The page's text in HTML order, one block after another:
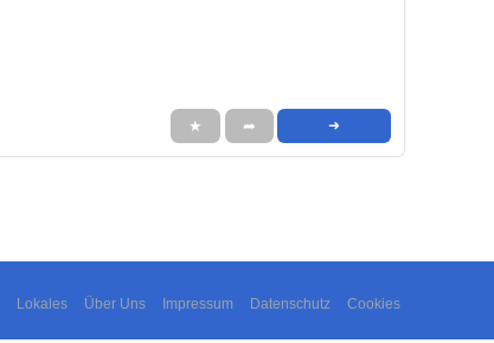
★ ➦ ➜
Lokales Über Uns Impressum Datenschutz Cookies